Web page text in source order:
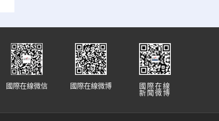
國際在線
新聞微博
國際在線微博
國際在線微信